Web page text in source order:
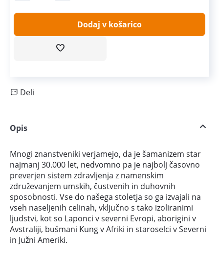
Dodaj v košarico
Deli
Opis
Mnogi znanstveniki verjamejo, da je šamanizem star
najmanj 30.000 let, nedvomno pa je najbolj časovno
preverjen sistem zdravljenja z namenskim
združevanjem umskih, čustvenih in duhovnih
sposobnosti. Vse do našega stoletja so ga izvajali na
vseh naseljenih celinah, vključno s tako izoliranimi
ljudstvi, kot so Laponci v severni Evropi, aborigini v
Avstraliji, bušmani Kung v Afriki in staroselci v Severni
in Južni Ameriki.